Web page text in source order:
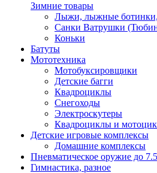
Зимние товары
Лыжи, лыжные
Санки Ватрушки
Коньки
Батуты
Мототехника
Мотобуксировщики
Детские багги
Квадроциклы
Снегоходы
Электроскутеры
Квадроциклы и
Детские игровые комплексы
Домашние комплексы
Пневматическое оружие до
Гимнастика, разное